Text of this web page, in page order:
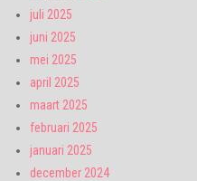
juli 2025
juni 2025
mei 2025
april 2025
maart 2025
februari 2025
januari 2025
december 2024